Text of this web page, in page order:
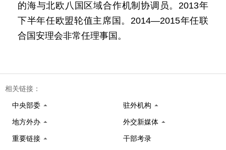
的海与北欧八国区域合作机制协调员。2013年
下半年任欧盟轮值主席国。2014—2015年任联
合国安理会非常任理事国。
相关链接：
中央部委 驻外机构
地方外办 外交新媒体
重要链接 干部考录